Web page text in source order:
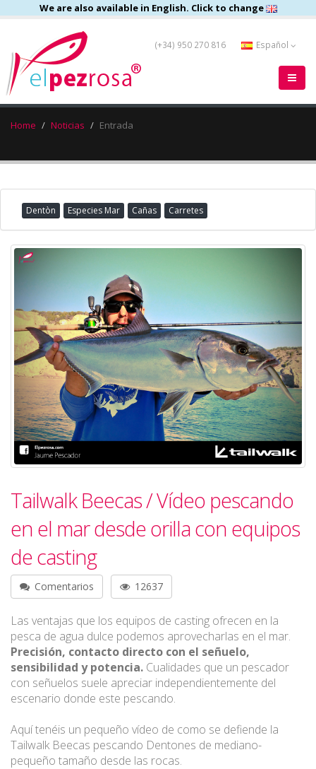
We are also available in English. Click to change
(+34) 950 270 816 Español
Home Noticias Entrada
Dentòn Especies Mar Cañas Carretes
Tailwalk Beecas / Vídeo pescando
en el mar desde orilla con equipos
de casting
Comentarios 12637
Las ventajas que los equipos de casting ofrecen en la
pesca de agua dulce podemos aprovecharlas en el mar.
Precisión, contacto directo con el señuelo,
sensibilidad y potencia. Cualidades que un pescador
con señuelos suele apreciar independientemente del
escenario donde este pescando.
Aquí tenéis un pequeño vídeo de como se defiende la
Tailwalk Beecas pescando Dentones de mediano-
pequeño tamaño desde las rocas.